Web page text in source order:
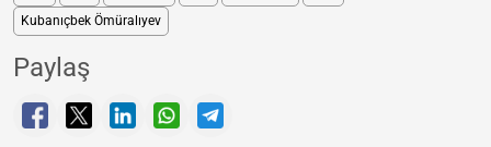
Kubanıçbek Ömüralıyev
Paylaş